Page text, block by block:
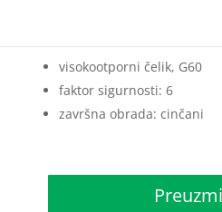
visokootporni čelik, G60
faktor sigurnosti: 6
završna obrada: cinčani